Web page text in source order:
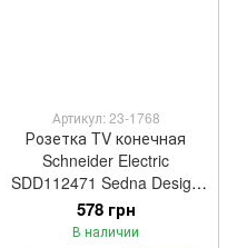
Артикул: 23-1768
Розетка TV конечная
Schneider Electric
SDD112471 Sedna Design
бежевый пластик
578 грн
В наличии